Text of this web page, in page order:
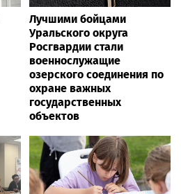
Лучшими бойцами
Уральского округа
Росгвардии стали
военнослужащие
озерского соединения по
охране важных
государственных
объектов